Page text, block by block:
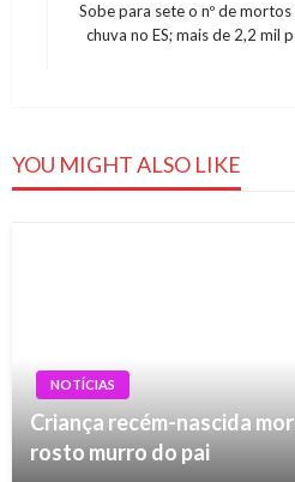
Post
Next
Sobe para sete o nº de
chuva no ES; mais de 2,2 mil
YOU MIGHT ALSO LIKE
NOTÍCIAS
Criança recém-nascida
rosto murro do pai